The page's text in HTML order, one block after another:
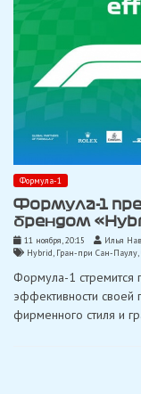
Формула-1
Формула-1
брендом
11 ноября, 20:15
Илья
Hybrid, Гран-при Сан-Паулу,
Формула-1 стремится
эффективности своей
фирменного стиля и